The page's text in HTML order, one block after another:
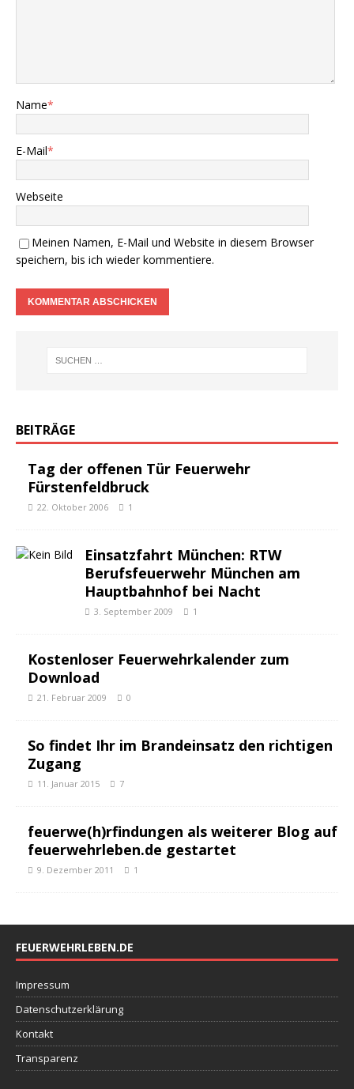
Name*
E-Mail*
Webseite
Meinen Namen, E-Mail und Website in diesem Browser
speichern, bis ich wieder kommentiere.
BEITRÄGE
Tag der offenen Tür Feuerwehr
Fürstenfeldbruck
22. Oktober 2006 1
Einsatzfahrt München: RTW
Berufsfeuerwehr München am
Hauptbahnhof bei Nacht
3. September 2009 1
Kostenloser Feuerwehrkalender zum
Download
21. Februar 2009 0
So findet Ihr im Brandeinsatz den richtigen
Zugang
11. Januar 2015 7
feuerwe(h)rfindungen als weiterer Blog auf
feuerwehrleben.de gestartet
9. Dezember 2011 1
FEUERWEHRLEBEN.DE
Impressum
Datenschutzerklärung
Kontakt
Transparenz